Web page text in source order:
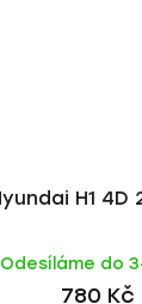
H1 4D
Odesíláme do
780 Kč